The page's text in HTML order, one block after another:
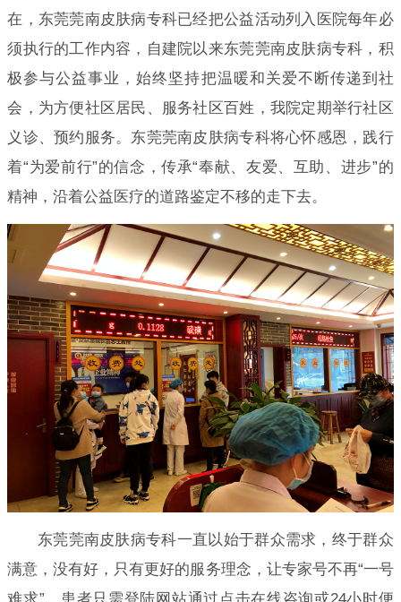
在，东莞莞南皮肤病专科已经把公益活动列入医院每年必
须执行的工作内容，自建院以来东莞莞南皮肤病专科，积
极参与公益事业，始终坚持把温暖和关爱不断传递到社
会，为方便社区居民、服务社区百姓，我院定期举行社区
义诊、预约服务。东莞莞南皮肤病专科将心怀感恩，践行
着“为爱前行”的信念，传承“奉献、友爱、互助、进步”的
精神，沿着公益医疗的道路鉴定不移的走下去。
东莞莞南皮肤病专科一直以始于群众需求，终于群众
满意，没有好，只有更好的服务理念，让专家号不再“一号
难求”，患者只需登陆网站通过点击在线咨询或24小时便